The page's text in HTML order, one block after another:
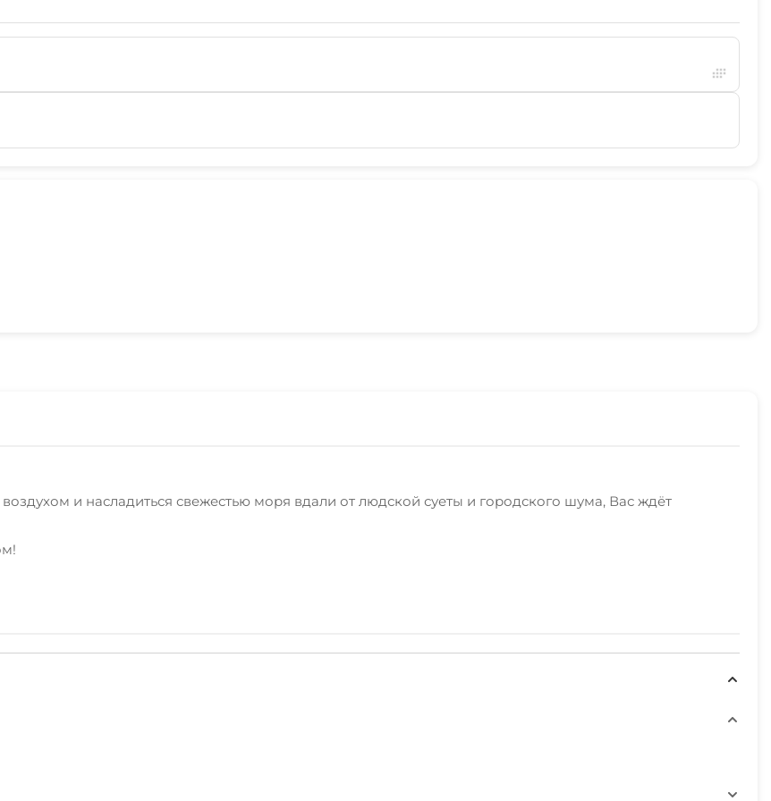
и насладиться свежестью моря вдали от людской суеты и городского шума, Вас ждёт